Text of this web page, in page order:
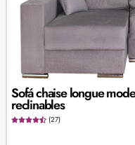
Sofá chaise longue
reclinables
(27)